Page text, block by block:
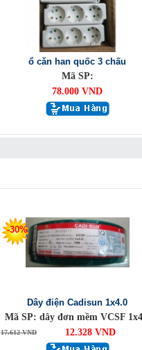
ổ căn han quốc 3 chấu
Mã SP:
78.000 VND
-30%
Dây điện Cadisun 1x4.0
Mã SP: dây đơn mềm VCSF
17.612 VND 12.328 VND